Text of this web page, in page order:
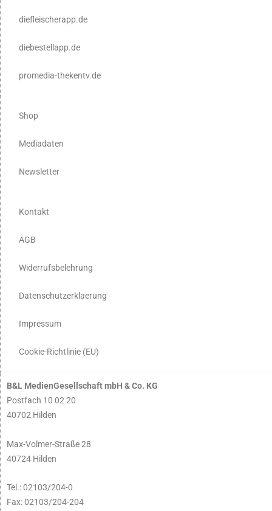
diefleischerapp.de
diebestellapp.de
promedia-thekentv.de
Shop
Mediadaten
Newsletter
Kontakt
AGB
Widerrufsbelehrung
Datenschutzerklaerung
Impressum
Cookie-Richtlinie (EU)
B&L MedienGesellschaft mbH & Co. KG
Postfach 10 02 20
40702 Hilden
Max-Volmer-Straße 28
40724 Hilden
Tel.: 02103/204-0
Fax: 02103/204-204